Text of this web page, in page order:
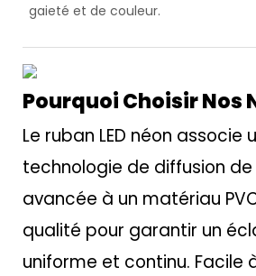
gaieté et de couleur.
Pourquoi Choisir Nos
Le ruban LED néon associe
technologie de diffusion
avancée à un matériau
qualité pour garantir un
uniforme et continu. Facile